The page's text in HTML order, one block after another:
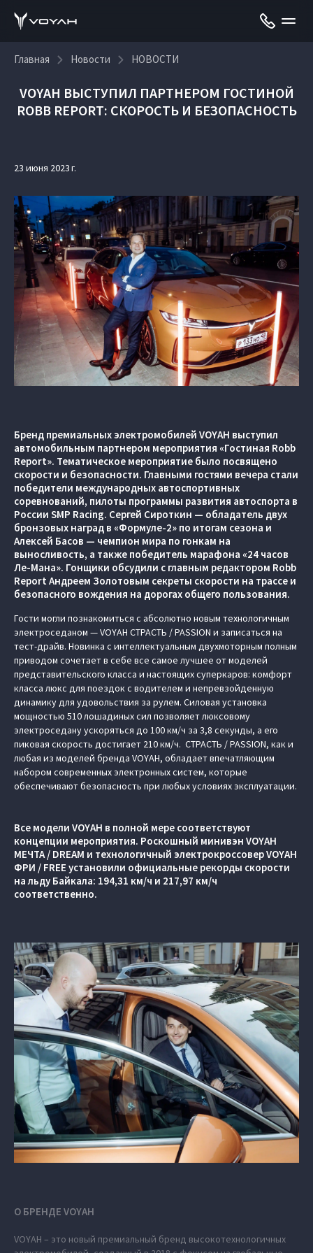
Главная Новости НОВОСТИ
VOYAH ВЫСТУПИЛ ПАРТНЕРОМ ГОСТИНОЙ
ROBB REPORT: СКОРОСТЬ И БЕЗОПАСНОСТЬ
23 июня 2023 г.
Бренд премиальных электромобилей VOYAH выступил
автомобильным партнером мероприятия «Гостиная Robb
Report». Тематическое мероприятие было посвящено
скорости и безопасности. Главными гостями вечера стали
победители международных автоспортивных
соревнований, пилоты программы развития автоспорта в
России SMP Racing. Сергей Сироткин — обладатель двух
бронзовых наград в «Формуле-2» по итогам сезона и
Алексей Басов — чемпион мира по гонкам на
выносливость, а также победитель марафона «24 часов
Ле-Мана». Гонщики обсудили с главным редактором Robb
Report Андреем Золотовым секреты скорости на трассе и
безопасного вождения на дорогах общего пользования.
Гости могли познакомиться с абсолютно новым технологичным
электроседаном — VOYAH СТРАСТЬ / PASSION и записаться на
тест-драйв. Новинка с интеллектуальным двухмоторным полным
приводом сочетает в себе все самое лучшее от моделей
представительского класса и настоящих суперкаров: комфорт
класса люкс для поездок с водителем и непревзойденную
динамику для удовольствия за рулем. Силовая установка
мощностью 510 лошадиных сил позволяет люксовому
электроседану ускоряться до 100 км/ч за 3,8 секунды, а его
пиковая скорость достигает 210 км/ч. СТРАСТЬ / PASSION, как и
любая из моделей бренда VOYAH, обладает впечатляющим
набором современных электронных систем, которые
обеспечивают безопасность при любых условиях эксплуатации.
Все модели VOYAH в полной мере соответствуют
концепции мероприятия. Роскошный минивэн VOYAH
МЕЧТА / DREAM и технологичный электрокроссовер VOYAH
ФРИ / FREE установили официальные рекорды скорости
на льду Байкала: 194,31 км/ч и 217,97 км/ч
соответственно.
О БРЕНДЕ VOYAH
VOYAH – это новый премиальный бренд высокотехнологичных